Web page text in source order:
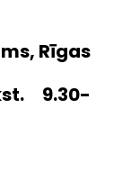
Rīgas
9.30-